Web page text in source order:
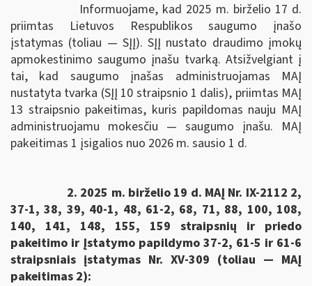
Informuojame, kad 2025 m. birželio 17 d.
priimtas Lietuvos Respublikos saugumo įnašo
įstatymas (toliau — SĮĮ). SĮĮ nustato draudimo įmokų
apmokestinimo saugumo įnašu tvarką. Atsižvelgiant į
tai, kad saugumo įnašas administruojamas MAĮ
nustatyta tvarka (SĮĮ 10 straipsnio 1 dalis), priimtas MAĮ
13 straipsnio pakeitimas, kuris papildomas nauju MAĮ
administruojamu mokesčiu — saugumo įnašu. MAĮ
pakeitimas 1 įsigalios nuo 2026 m. sausio 1 d.
2. 2025 m. birželio 19 d. MAĮ Nr. IX-2112 2,
37-1, 38, 39, 40-1, 48, 61-2, 68, 71, 88, 100, 108,
140, 141, 148, 155, 159 straipsnių ir priedo
pakeitimo ir Įstatymo papildymo 37-2, 61-5 ir 61-6
straipsniais įstatymas Nr. XV-309 (toliau — MAĮ
pakeitimas 2):